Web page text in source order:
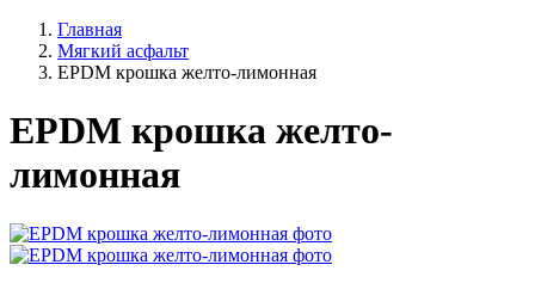
Главная
Мягкий асфальт
EPDM крошка желто-лимонная
EPDM крошка желто-
лимонная